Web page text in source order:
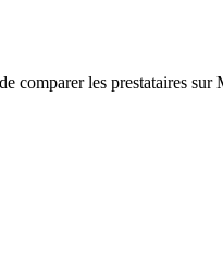
comparer les prestataires